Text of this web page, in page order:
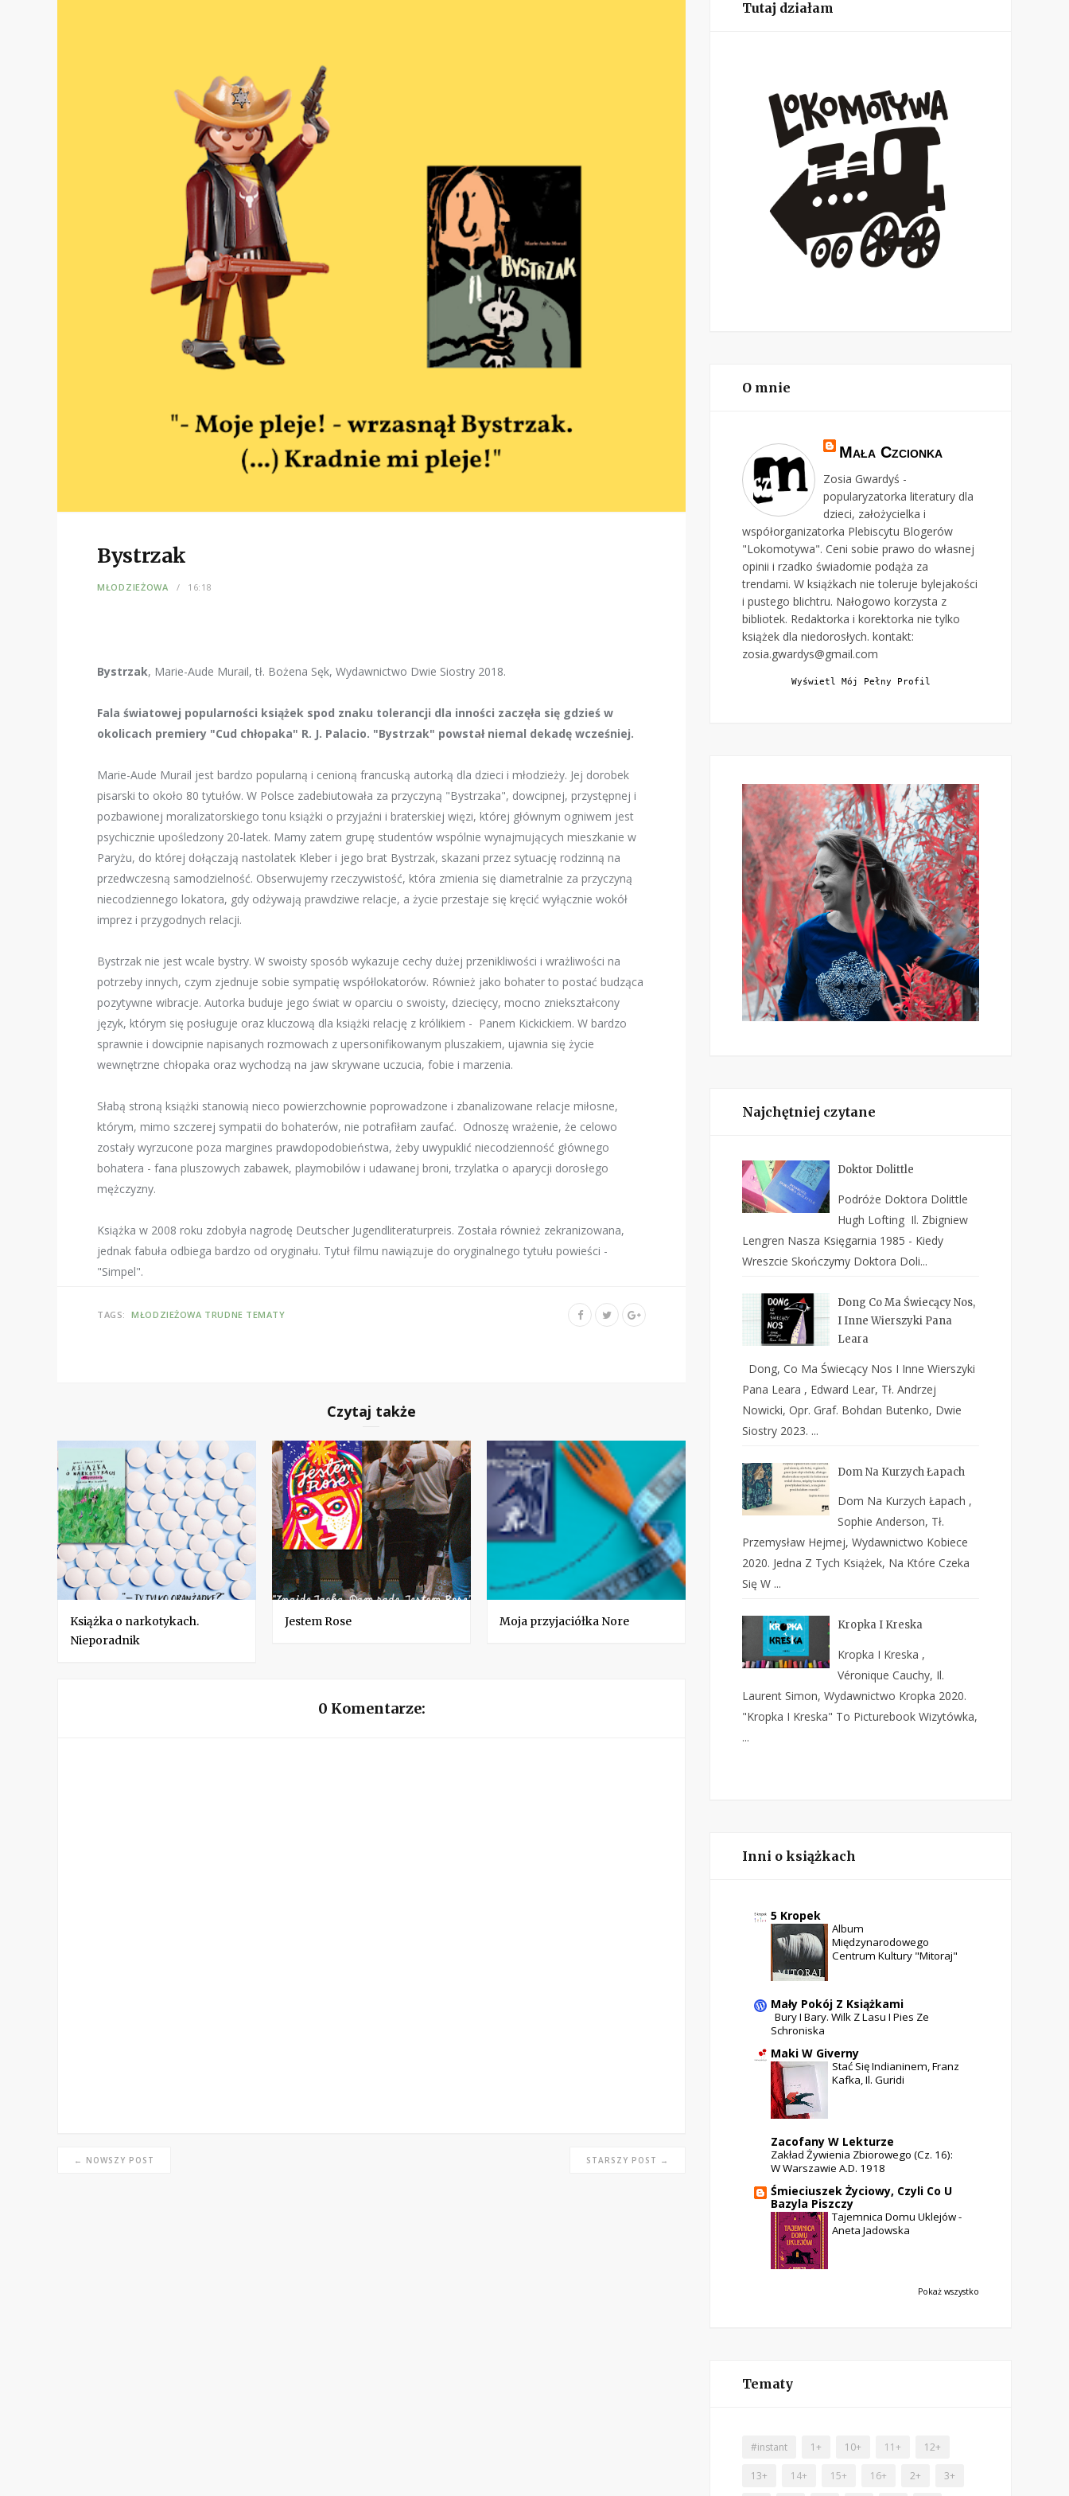
Bystrzak
MŁODZIEŻOWA 16:18
Bystrzak, Marie-Aude Murail, tł. Bożena Sęk, Wydawnictwo Dwie Siostry 2018.
Fala światowej popularności książek spod znaku tolerancji dla inności zaczęła się gdzieś w
okolicach premiery "Cud chłopaka" R. J. Palacio. "Bystrzak" powstał niemal dekadę wcześniej.
Marie-Aude Murail jest bardzo popularną i cenioną francuską autorką dla dzieci i młodzieży. Jej dorobek
pisarski to około 80 tytułów. W Polsce zadebiutowała za przyczyną "Bystrzaka", dowcipnej, przystępnej i
pozbawionej moralizatorskiego tonu książki o przyjaźni i braterskiej więzi, której głównym ogniwem jest
psychicznie upośledzony 20-latek. Mamy zatem grupę studentów wspólnie wynajmujących mieszkanie w
Paryżu, do której dołączają nastolatek Kleber i jego brat Bystrzak, skazani przez sytuację rodzinną na
przedwczesną samodzielność. Obserwujemy rzeczywistość, która zmienia się diametralnie za przyczyną
niecodziennego lokatora, gdy odżywają prawdziwe relacje, a życie przestaje się kręcić wyłącznie wokół
imprez i przygodnych relacji.
Bystrzak nie jest wcale bystry. W swoisty sposób wykazuje cechy dużej przenikliwości i wrażliwości na
potrzeby innych, czym zjednuje sobie sympatię współlokatorów. Również jako bohater to postać budząca
pozytywne wibracje. Autorka buduje jego świat w oparciu o swoisty, dziecięcy, mocno zniekształcony
język, którym się posługuje oraz kluczową dla książki relację z królikiem - Panem Kickickiem. W bardzo
sprawnie i dowcipnie napisanych rozmowach z upersonifikowanym pluszakiem, ujawnia się życie
wewnętrzne chłopaka oraz wychodzą na jaw skrywane uczucia, fobie i marzenia.
Słabą stroną książki stanowią nieco powierzchownie poprowadzone i zbanalizowane relacje miłosne,
którym, mimo szczerej sympatii do bohaterów, nie potrafiłam zaufać. Odnoszę wrażenie, że celowo
zostały wyrzucone poza margines prawdopodobieństwa, żeby uwypuklić niecodzienność głównego
bohatera - fana pluszowych zabawek, playmobilów i udawanej broni, trzylatka o aparycji dorosłego
mężczyzny.
Książka w 2008 roku zdobyła nagrodę Deutscher Jugendliteraturpreis. Została również zekranizowana,
jednak fabuła odbiega bardzo od oryginału. Tytuł filmu nawiązuje do oryginalnego tytułu powieści -
"Simpel".
TAGS: MŁODZIEŻOWA TRUDNE TEMATY
Czytaj także
Książka o narkotykach.
Nieporadnik
Jestem Rose Moja przyjaciółka Nore
0 Komentarze:
← NOWSZY POST STARSZY POST →
Tutaj działam
O mnie
Mała Czcionka
Zosia Gwardyś -
popularyzatorka literatury dla
dzieci, założycielka i
współorganizatorka Plebiscytu Blogerów
"Lokomotywa". Ceni sobie prawo do własnej
opinii i rzadko świadomie podąża za
trendami. W książkach nie toleruje bylejakości
i pustego blichtru. Nałogowo korzysta z
bibliotek. Redaktorka i korektorka nie tylko
książek dla niedorosłych. kontakt:
zosia.gwardys@gmail.com
Wyświetl Mój Pełny Profil
Najchętniej czytane
Doktor Dolittle
Podróże Doktora Dolittle
Hugh Lofting Il. Zbigniew
Lengren Nasza Księgarnia 1985 - Kiedy
Wreszcie Skończymy Doktora Doli...
Dong Co Ma Świecący Nos,
I Inne Wierszyki Pana
Leara
Dong, Co Ma Świecący Nos I Inne Wierszyki
Pana Leara , Edward Lear, Tł. Andrzej
Nowicki, Opr. Graf. Bohdan Butenko, Dwie
Siostry 2023. ...
Dom Na Kurzych Łapach
Dom Na Kurzych Łapach ,
Sophie Anderson, Tł.
Przemysław Hejmej, Wydawnictwo Kobiece
2020. Jedna Z Tych Książek, Na Które Czeka
Się W ...
Kropka I Kreska
Kropka I Kreska ,
Véronique Cauchy, Il.
Laurent Simon, Wydawnictwo Kropka 2020.
"Kropka I Kreska" To Picturebook Wizytówka,
...
Inni o książkach
5 Kropek
Album
Międzynarodowego
Centrum Kultury "Mitoraj"
Mały Pokój Z Książkami
Bury I Bary. Wilk Z Lasu I Pies Ze
Schroniska
Maki W Giverny
Stać Się Indianinem, Franz
Kafka, Il. Guridi
Zacofany W Lekturze
Zakład Żywienia Zbiorowego (cz. 16):
W Warszawie A.D. 1918
Śmieciuszek Życiowy, Czyli Co U
Bazyla Piszczy
Tajemnica Domu Uklejów -
Aneta Jadowska
Pokaż wszystko
Tematy
#instant 1+ 10+ 11+ 12+
13+ 14+ 15+ 16+ 2+ 3+